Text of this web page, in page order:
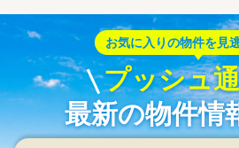
お気に入りの物件を見
プッシュ
最新の物件情